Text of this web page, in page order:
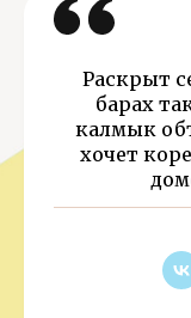
Раскрыт
барах
калмык
хочет